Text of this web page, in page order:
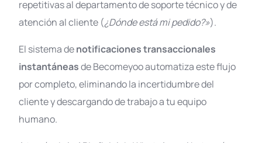
repetitivas al departamento de soporte técnico y de
atención al cliente (¿Dónde está mi pedido?»).
El sistema denotificaciones transaccionales
instantáneasde Becomeyoo automatiza este flujo
por completo, eliminando la incertidumbre del
cliente y descargando de trabajo a tu equipo
humano.